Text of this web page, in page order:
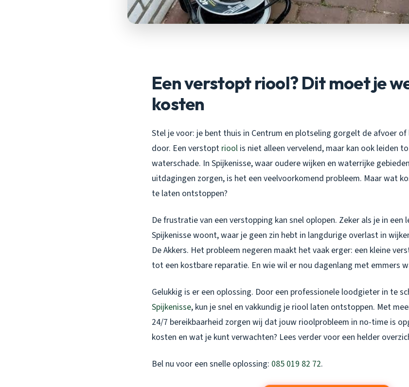
Een verstopt riool? Dit moet je
kosten
Stel je voor: je bent thuis in Centrum en plotseling gorgelt de afvoer
door. Een verstopt riool is niet alleen vervelend, maar kan ook leiden
waterschade. In Spijkenisse, waar oudere wijken en waterrijke
uitdagingen zorgen, is het een veelvoorkomend probleem. Maar wat
te laten ontstoppen?
De frustratie van een verstopping kan snel oplopen. Zeker als je in een
Spijkenisse woont, waar je geen zin hebt in langdurige overlast in
De Akkers. Het probleem negeren maakt het vaak erger: een kleine
tot een kostbare reparatie. En wie wil er nou dagenlang met emmers
Gelukkig is er een oplossing. Door een professionele loodgieter in te
Spijkenisse, kun je snel en vakkundig je riool laten ontstoppen. Met
24/7 bereikbaarheid zorgen wij dat jouw rioolprobleem in no-time is
kosten en wat je kunt verwachten? Lees verder voor een helder
Bel nu voor een snelle oplossing: 085 019 82 72.